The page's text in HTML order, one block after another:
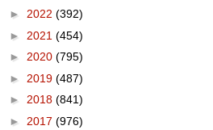
► 2022 (392)
► 2021 (454)
► 2020 (795)
► 2019 (487)
► 2018 (841)
► 2017 (976)